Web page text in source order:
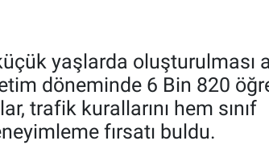
yaşlarda oluşturulması
döneminde 6 Bin 820
trafik kurallarını hem sınıf
fırsatı buldu.